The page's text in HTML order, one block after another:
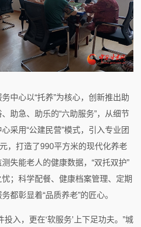
中心以“托养”为核心，创新推出助
助急、助乐的“六助服务”，从细节
采用“公建民营”模式，引入专业团
，打造了990平方米的现代化养老
失能老人的健康数据，“双托双护”
；科学配餐、健康档案管理、定期
彰显着“品质养老”的匠心。
投入，更在‘软服务’上下足功夫。”城